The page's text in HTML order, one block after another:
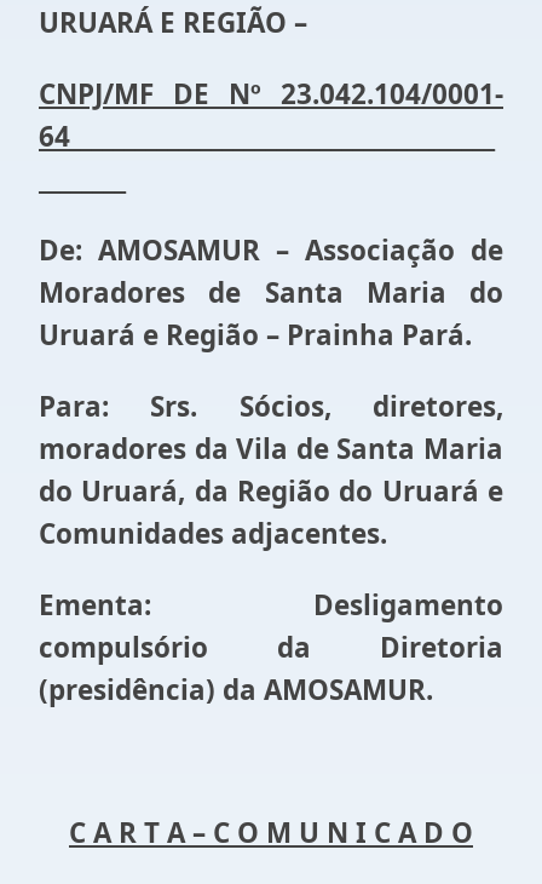
URUARÁ E REGIÃO –
CNPJ/MF DE Nº 23.042.104/0001-
64_______________________________________
De: AMOSAMUR – Associação de
Moradores de Santa Maria do
Uruará e Região – Prainha Pará.
Para: Srs. Sócios, diretores,
moradores da Vila de Santa Maria
do Uruará, da Região do Uruará e
Comunidades adjacentes.
Ementa: Desligamento
compulsório da Diretoria
(presidência) da AMOSAMUR.
C A R T A – C O M U N I C A D O